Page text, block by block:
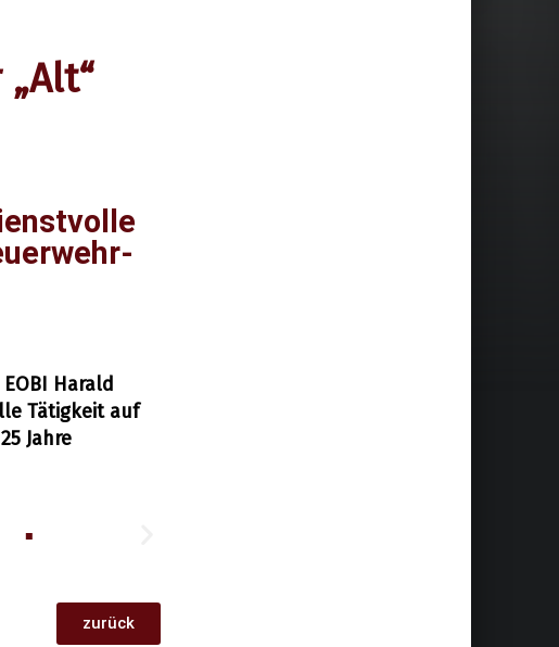
Harald
Tätigkeit auf
Jahre
zurück